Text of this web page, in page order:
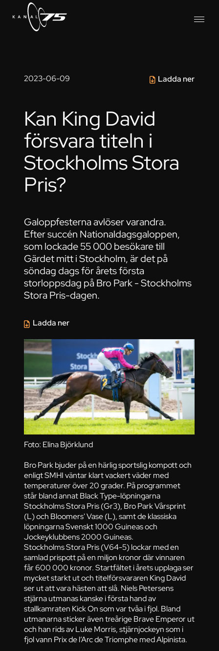
2023-06-09
Foto: Elina Björklund
Ladda ner
Kan King David
försvara titeln i
Stockholms Stora
Pris?
Galoppfesterna avlöser varandra.
Efter succén Nationaldagsgaloppen,
som lockade 55 000 besökare till
Gärdet mitt i Stockholm, är det på
söndag dags för årets första
storloppsdag på Bro Park - Stockholms
Stora Pris-dagen.
Bro Park bjuder på en härlig sportslig kompott och
enligt SMHI väntar klart vackert väder med
temperaturer över 20 grader. På programmet
står bland annat Black Type-löpningarna
Stockholms Stora Pris (Gr3), Bro Park Vårsprint
(L) och Bloomers' Vase (L), samt de klassiska
löpningarna Svenskt 1000 Guineas och
Jockeyklubbens 2000 Guineas.
Stockholms Stora Pris (V64-5) lockar med en
samlad prispott på en miljon kronor där vinnaren
får 600 000 kronor. Startfältet i årets upplaga ser
mycket starkt ut och titelförsvararen King David
ser ut att vara hästen att slå. Niels Petersens
stjärna utmanas kanske i första hand av
stallkamraten Kick On som var tvåa i fjol. Bland
utmanarna sticker även treårige Brave Emperor ut
och han rids av Luke Morris, stjärnjockeyn som i
fjol vann Prix de l’Arc de Triomphe med Alpinista.
Ladda ner